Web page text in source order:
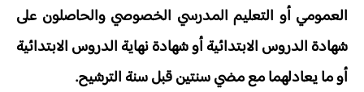
العمومي أو التعليم المدرسي الخصوصي والحاصلون على
شهادة الدروس الابتدائية أو شهادة نهاية الدروس الابتدائية
أو ما يعادلهما مع مضي سنتين قبل سنة الترشيح.